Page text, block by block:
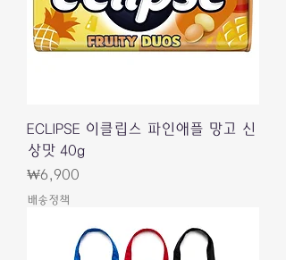
ECLIPSE 이클립스 파인애플 망고 신
상맛 40g
가격
₩6,900
배송정책